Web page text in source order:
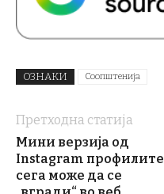
ОЗНАКИ Соопштенија
Претходна статија
Мини верзија од
Instagram профилите
сега може да се